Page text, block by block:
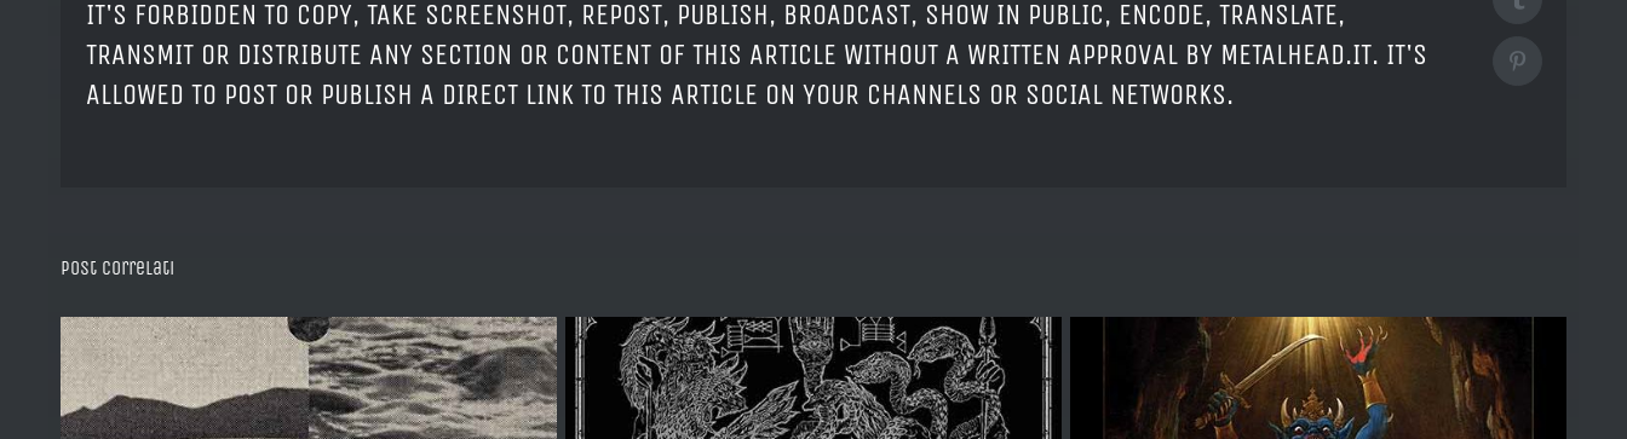
IT'S FORBIDDEN TO COPY, TAKE SCREENSHOT, REPOST, PUBLISH, BROADCAST, SHOW IN PUBLIC, ENCODE, TRANSLATE,
TRANSMIT OR DISTRIBUTE ANY SECTION OR CONTENT OF THIS ARTICLE WITHOUT A WRITTEN APPROVAL BY METALHEAD.IT. IT'S
ALLOWED TO POST OR PUBLISH A DIRECT LINK TO THIS ARTICLE ON YOUR CHANNELS OR SOCIAL NETWORKS.
Tumblr
Pinterest
Post correlati